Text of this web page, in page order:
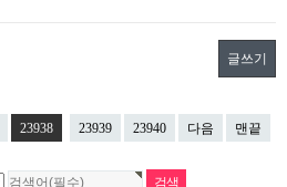
글쓰기
23938 23939 23940 다음 맨끝